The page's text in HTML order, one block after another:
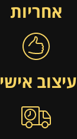
אחריות
עיצוב אישי